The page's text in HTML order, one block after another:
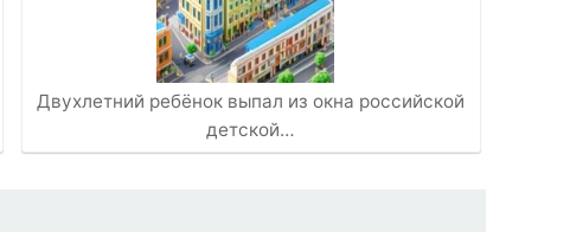
Двухлетний ребёнок выпал из окна российской
детской…